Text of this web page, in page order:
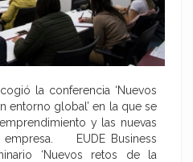
la conferencia ‘Nuevos
entorno global’ en la que se
y las nuevas
empresa. EUDE Business
‘Nuevos retos de la